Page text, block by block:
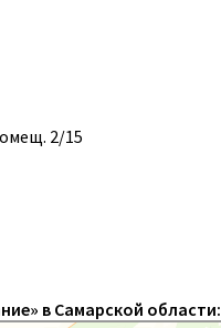
2/15
в Самарской области: